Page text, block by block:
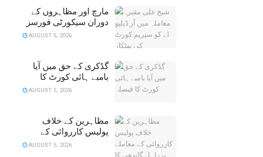
مارچ اور مظاہروں کے
دوران سیکورٹی فورسز
کو صبر و تحمل کا
AUGUST 5, 2026
گڈکری کے حق میں آیا
بامبے ہائی کورٹ کا
AUGUST 5, 2026
مظاہرین کے خلاف
پولیس کارروائی کے
معاملے پرراہل گاندھی
AUGUST 5, 2026